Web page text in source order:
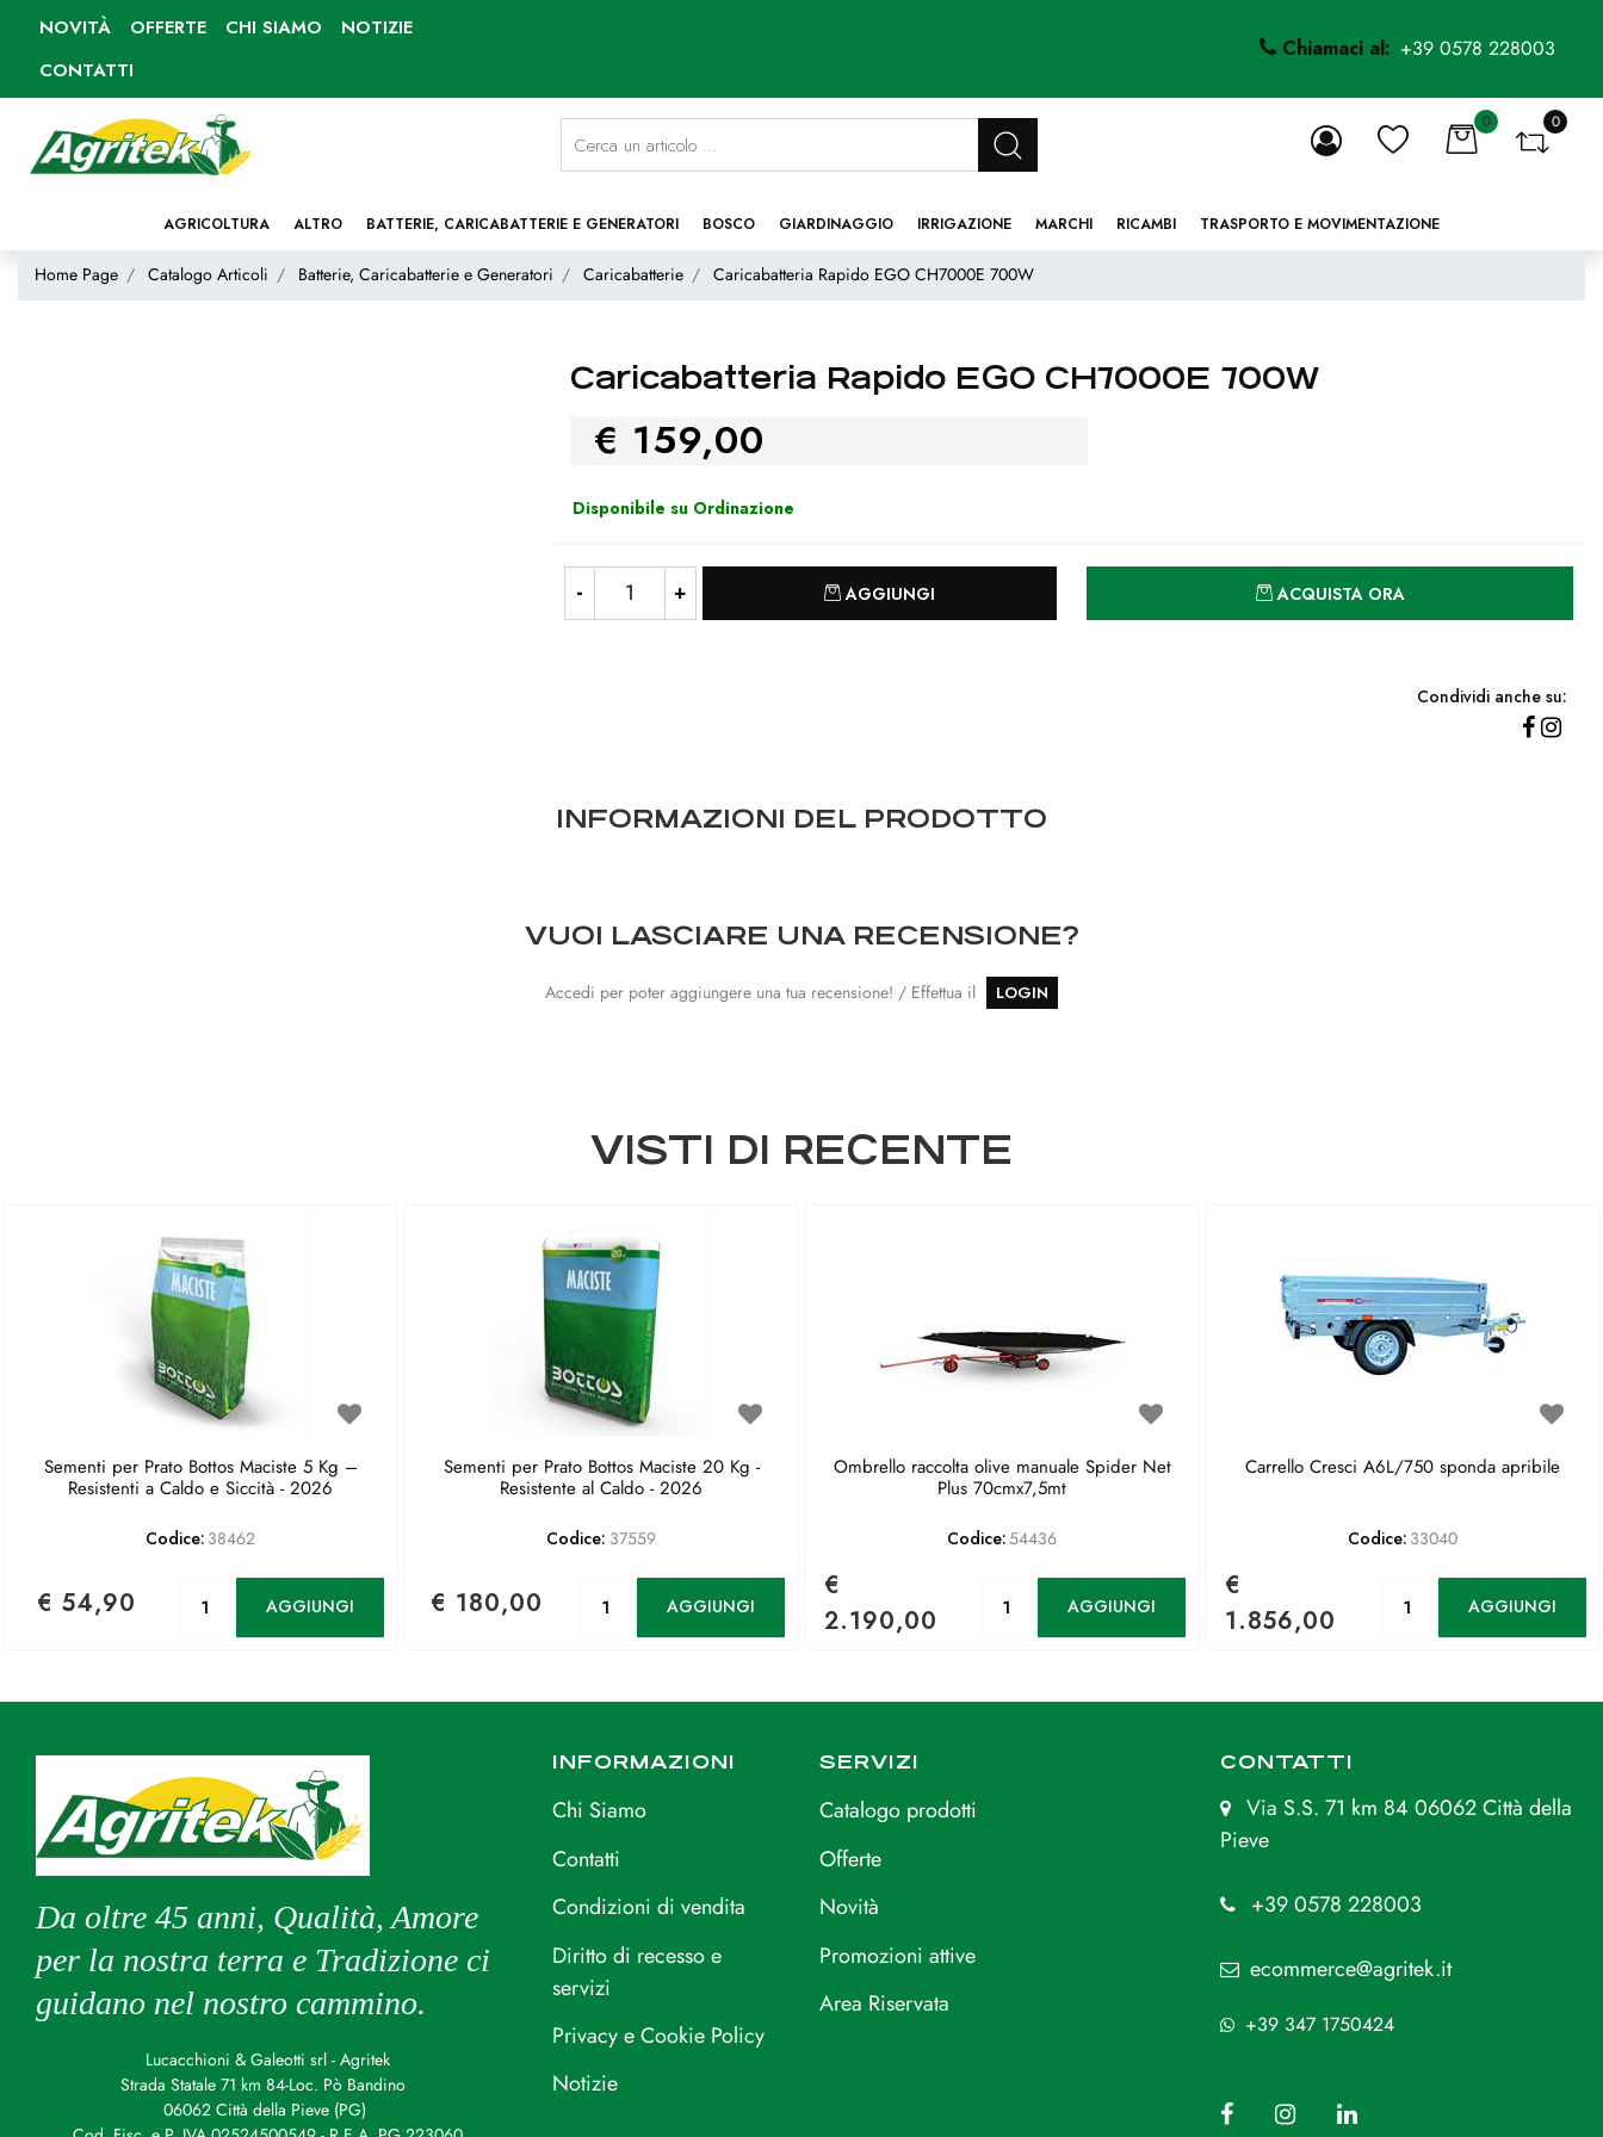
NOVITÀ OFFERTE CHI SIAMO
NOTIZIE
CONTATTI
Chiamaci al: +39 0578 228003
La modifica di un filtro aggiorna automaticamente gli altri filtri disponibili. 0 0
AGRICOLTURA ALTRO BATTERIE, CARICABATTERIE E GENERATORI BOSCO GIARDINAGGIO IRRIGAZIONE MARCHI RICAMBI TRASPORTO E MOVIMENTAZIONE
Home Page Catalogo Articoli Batterie, Caricabatterie e Generatori Caricabatterie Caricabatteria Rapido EGO CH7000E 700W
Caricabatteria Rapido EGO CH7000E 700W
€ 159,00
Disponibile su Ordinazione
AGGIUNGI ACQUISTA ORA
Condividi anche su:
INFORMAZIONI DEL PRODOTTO
VUOI LASCIARE UNA RECENSIONE?
Accedi per poter aggiungere una tua recensione! / Effettua il LOGIN
VISTI DI RECENTE
Sementi per Prato Bottos Maciste 5 Kg –
Resistenti a Caldo e Siccità - 2026
Codice: 38462
€ 54,90 AGGIUNGI
Sementi per Prato Bottos Maciste 20 Kg -
Resistente al Caldo - 2026
Codice: 37559
€ 180,00 AGGIUNGI
Ombrello raccolta olive manuale Spider Net
Plus 70cmx7,5mt
Codice:54436
€
2.190,00
AGGIUNGI
Carrello Cresci A6L/750 sponda apribile
Codice: 33040
€
1.856,00
AGGIUNGI
Da oltre 45 anni, Qualità, Amore
per la nostra terra e Tradizione ci
guidano nel nostro cammino.
Lucacchioni & Galeotti srl - Agritek
Strada Statale 71 km 84-Loc. Pò Bandino
06062 Città della Pieve (PG)
INFORMAZIONI
Chi Siamo
Contatti
Condizioni di vendita
Diritto di recesso e
servizi
Privacy e Cookie Policy
Notizie
SERVIZI
Catalogo prodotti
Offerte
Novità
Promozioni attive
Area Riservata
CONTATTI
Via S.S. 71 km 84 06062 Città della
Pieve
+39 0578 228003
ecommerce@agritek.it
+39 347 1750424